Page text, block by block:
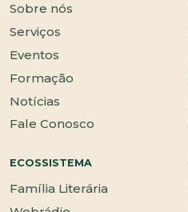
Sobre nós
Serviços
Eventos
Formação
Notícias
Fale Conosco
ECOSSISTEMA
Família Literária